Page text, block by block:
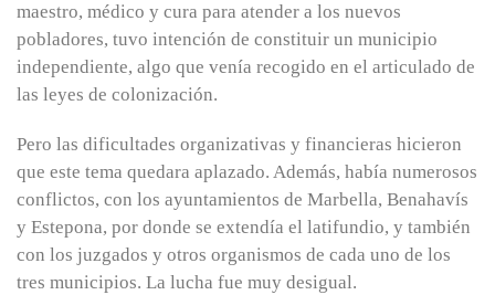
maestro, médico y cura para atender a los nuevos
pobladores, tuvo intención de constituir un municipio
independiente, algo que venía recogido en el articulado de
las leyes de colonización.
Pero las dificultades organizativas y financieras hicieron
que este tema quedara aplazado. Además, había numerosos
conflictos, con los ayuntamientos de Marbella, Benahavís
y Estepona, por donde se extendía el latifundio, y también
con los juzgados y otros organismos de cada uno de los
tres municipios. La lucha fue muy desigual.